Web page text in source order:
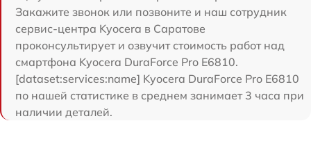
Закажите звонок или позвоните и наш сотрудник
сервис-центра Kyocera в Саратове
проконсультирует и озвучит стоимость работ над
смартфона Kyocera DuraForce Pro E6810.
[dataset:services:name] Kyocera DuraForce Pro E6810
по нашей статистике в среднем занимает 3 часа при
наличии деталей.